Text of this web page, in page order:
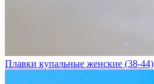
Плавки купальные женские (38-44)